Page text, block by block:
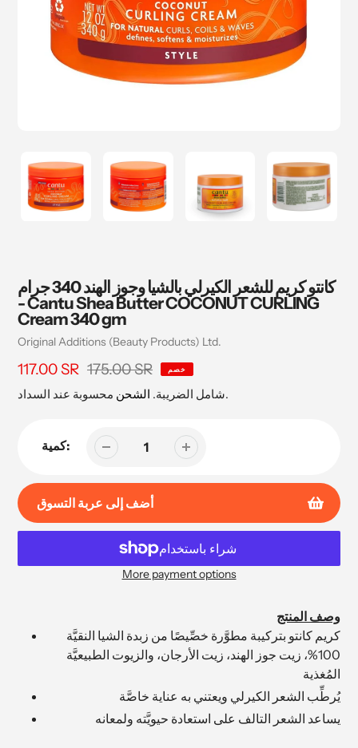
كانتو كريم للشعر الكيرلي بالشيا وجوز الهند 340 جرام
- Cantu Shea Butter COCONUT CURLING
Cream 340 gm
بائع
‎Original Additions (Beauty Products) Ltd.
سعر
البيع
117.00 SR
السعر 175.00 SR خصم
شامل الضريبة. الشحن محسوبة عند السداد.
كمية:
أضف إلى عربة التسوق
More payment options
عربة
وصف المنتج
كريم كانتو بتركيبة مطوَّرة خصِّيصًا من زبدة الشيا النقيَّة
100%، زيت جوز الهند، زيت الأرجان، والزيوت الطبيعيَّة
المُغذية
يُرطِّب الشعر الكيرلي ويعتني به عناية خاصَّة
يساعد الشعر التالف على استعادة حيويَّته ولمعانه